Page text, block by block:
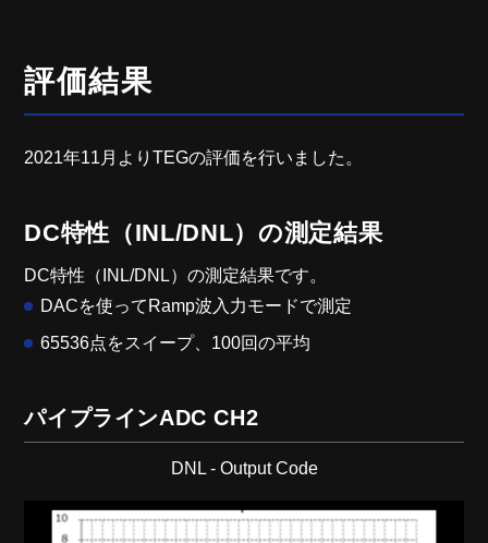
評価結果
2021年11月よりTEGの評価を行いました。
DC特性（INL/DNL）の測定結果
DC特性（INL/DNL）の測定結果です。
DACを使ってRamp波入力モードで測定
65536点をスイープ、100回の平均
パイプラインADC CH2
DNL - Output Code